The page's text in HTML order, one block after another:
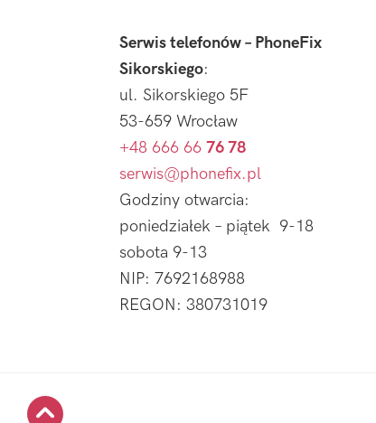
Serwis telefonów – PhoneFix
Sikorskiego:
ul. Sikorskiego 5F
53-659 Wrocław
+48 666 66 76 78
serwis@phonefix.pl
Godziny otwarcia:
poniedziałek – piątek 9-18
sobota 9-13
NIP: 7692168988
REGON: 380731019